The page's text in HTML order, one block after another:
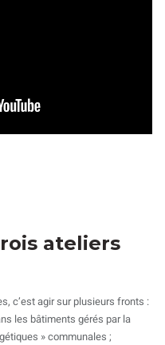
ateliers
c’est agir sur plusieurs fronts :
les bâtiments gérés par la
» communales ;